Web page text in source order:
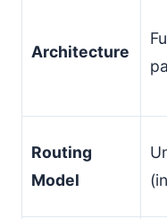
Architecture
Routing
Model